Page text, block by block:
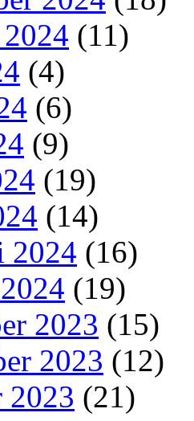
(11)
(4)
(6)
(9)
(19)
(14)
2024 (16)
(19)
2023 (15)
2023 (12)
2023 (21)